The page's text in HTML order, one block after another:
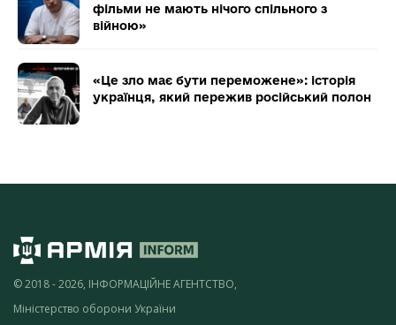
фільми не мають нічого спільного з
війною»
«Це зло має бути переможене»: історія
українця, який пережив російський полон
© 2018 - 2026, ІНФОРМАЦІЙНЕ АГЕНТСТВО,
Міністерство оборони України